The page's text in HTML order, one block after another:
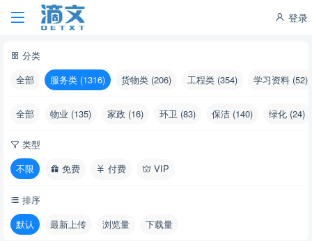
登录
分类
全部
服务类 (1316) 货物类 (206) 工程类 (354) 学习资料 (52)
全部 物业 (135) 家政 (16) 环卫 (83) 保洁 (140) 绿化 (24)
类型
不限
免费 付费 VIP
排序
默认
最新上传 浏览量 下载量